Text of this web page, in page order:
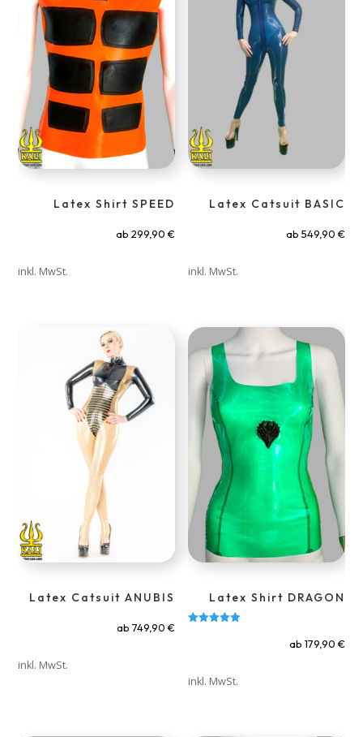
Latex Shirt SPEED
ab 299,90 €
inkl. MwSt.
Latex Catsuit BASIC
ab 549,90 €
inkl. MwSt.
Latex Catsuit ANUBIS
ab 749,90 €
inkl. MwSt.
Latex Shirt DRAGON
ab 179,90 €
inkl. MwSt.